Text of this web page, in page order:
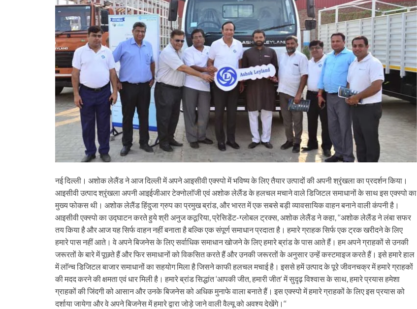
नई दिल्ली। अशोक लेलैंड ने आज दिल्ली में अपने आइसीवी एक्स्पो में भविष्य के लिए तैयार उत्पादों की अपनी श्रृंखला का प्रदर्शन किया।
आइसीवी उत्पाद श्रृंखला अपनी आइईजीआर टेक्नोलाॅजी एवं अशोक लेलैंड के हलचल मचाने वाले डिजिटल समाधानों के साथ इस एक्स्पो का
मुख्य फोकस थी। अशोक लेलैंड हिंदुजा ग्रुप का प्रमुख ब्रांड, और भारत में एक सबसे बड़ी व्यावसायिक वाहन बनाने वाली कंपनी है।
आइसीवी एक्स्पो का उद्घाटन करते हुये श्री अनुज कठूरिया, प्रेसिडेंट-ग्लोबल ट्रक्स, अशोक लेलैंड ने कहा, ‘‘अशोक लेलैंड ने लंबा सफर
तय किया है और आज यह सिर्फ वाहन नहीं बनाता है बल्कि एक संपूर्ण समाधान प्रदाता है। हमारे ग्राहक सिर्फ एक ट्रक खरीदने के लिए
हमारे पास नहीं आते। वे अपने बिजनेस के लिए सर्वाधिक समाधान खोजने के लिए हमारे ब्रांड के पास आते हैं। हम अपने ग्राहकों से उनकी
जरूरतों के बारे में पूछते हैं और फिर समाधानों को विकसित करते हैं और उनकी जरूरतों के अनुसार उन्हें कस्टमाइज करते हैं। इसे हमारे हाल
में लाॅन्च डिजिटल बाजार समाधानों का सहयोग मिला है जिसने काफी हलचल मचाई है। इससे हमें उत्पाद के पूरे जीवनचक्र में हमारे ग्राहकों
की मदद करने की क्षमता एवं धार मिली है। हमारे ब्रांड सिद्धांत ‘आपकी जीत, हमारी जीत‘ में सुदृढ़ विश्वास के साथ, हमारे प्रयास हमेशा
ग्राहकों की जिंदगी को आसान और उनके बिजनेस को अधिक मुनाफे वाला बनाते हैं। इस एक्स्पो में हमारे ग्राहकों के लिए इस प्रयास को
दर्शाया जायेगा और वे अपने बिजनेस में हमारे द्वारा जोड़े जाने वाली वैल्यू को अवश्य देखेंगे।‘‘